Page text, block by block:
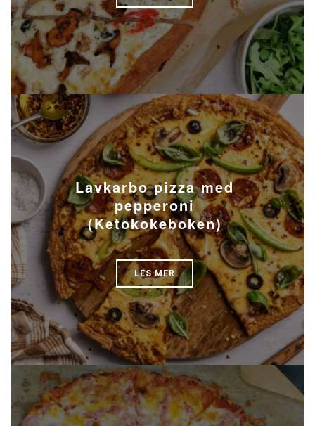
Lavkarbo pizza med
pepperoni
(Ketokokeboken)
LES MER